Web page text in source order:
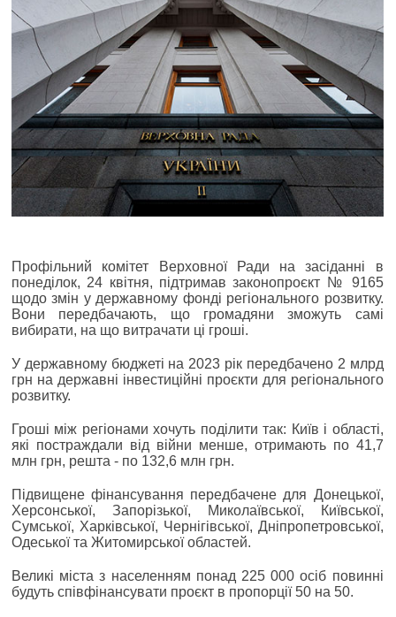
Профільний комітет Верховної Ради на засіданні в
понеділок, 24 квітня, підтримав законопроєкт № 9165
щодо змін у державному фонді регіонального розвитку.
Вони передбачають, що громадяни зможуть самі
вибирати, на що витрачати ці гроші.
У державному бюджеті на 2023 рік передбачено 2 млрд
грн на державні інвестиційні проєкти для регіонального
розвитку.
Гроші між регіонами хочуть поділити так: Київ і області,
які постраждали від війни менше, отримають по 41,7
млн грн, решта - по 132,6 млн грн.
Підвищене фінансування передбачене для Донецької,
Херсонської, Запорізької, Миколаївської, Київської,
Сумської, Харківської, Чернігівської, Дніпропетровської,
Одеської та Житомирської областей.
Великі міста з населенням понад 225 000 осіб повинні
будуть співфінансувати проєкт в пропорції 50 на 50.